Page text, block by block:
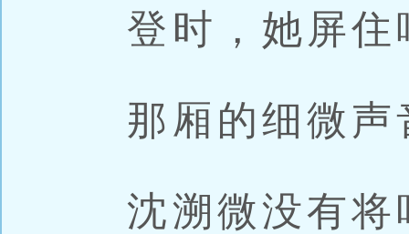
登时，她屏住
那厢的细微声
沈溯微没有将